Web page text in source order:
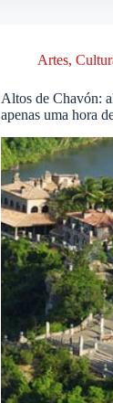
Artes,
Altos de Chavón:
apenas uma hora